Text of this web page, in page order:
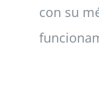
con su